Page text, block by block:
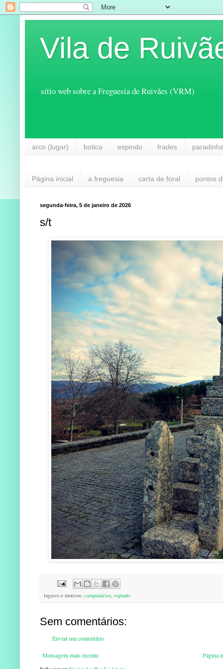
Vila de
sítio web sobre a Freguesia de Ruivães (VRM)
arco (lugar) botica espindo frades
Página inicial a freguesia carta de foral pontos
segunda-feira, 5 de janeiro de 2026
s/t
lugares e motivos: campanários, espindo
Sem comentários:
Enviar um comentário
Mensagem mais recente
Página